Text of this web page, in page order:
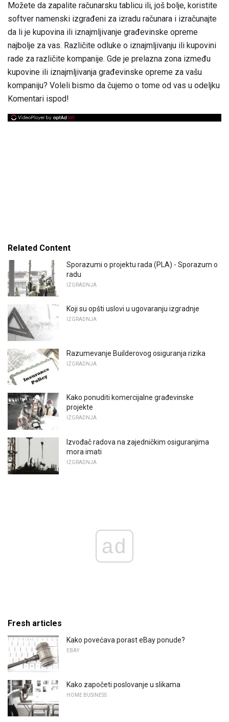
Možete da zapalite računarsku tablicu ili, još bolje, koristite
softver namenski izgrađeni za izradu računara i izračunajte
da li je kupovina ili iznajmljivanje građevinske opreme
najbolje za vas. Različite odluke o iznajmljivanju ili kupovini
rade za različite kompanije. Gde je prelazna zona između
kupovine ili iznajmljivanja građevinske opreme za vašu
kompaniju? Voleli bismo da čujemo o tome od vas u odeljku
Komentari ispod!
Related Content
Sporazumi o projektu rada (PLA) - Sporazum o
radu
IZGRADNJA
Koji su opšti uslovi u ugovaranju izgradnje
IZGRADNJA
Razumevanje Builderovog osiguranja rizika
IZGRADNJA
Kako ponuditi komercijalne građevinske
projekte
IZGRADNJA
Izvođač radova na zajedničkim osiguranjima
mora imati
IZGRADNJA
ad
Fresh articles
Kako povećava porast eBay ponude?
EBAY
Kako započeti poslovanje u slikama
HOME BUSINESS